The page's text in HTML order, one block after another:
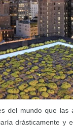
del mundo que las
drásticamente y